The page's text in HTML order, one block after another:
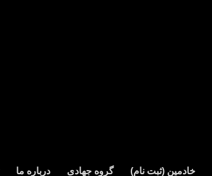
خادمین (ثبت نام) گروه جهادی درباره ما